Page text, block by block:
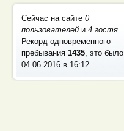
Сейчас на сайте0
пользователей и4 гостя
Рекорд одновременного
пребывания1435 , это было
04.06.2016 в 16:12